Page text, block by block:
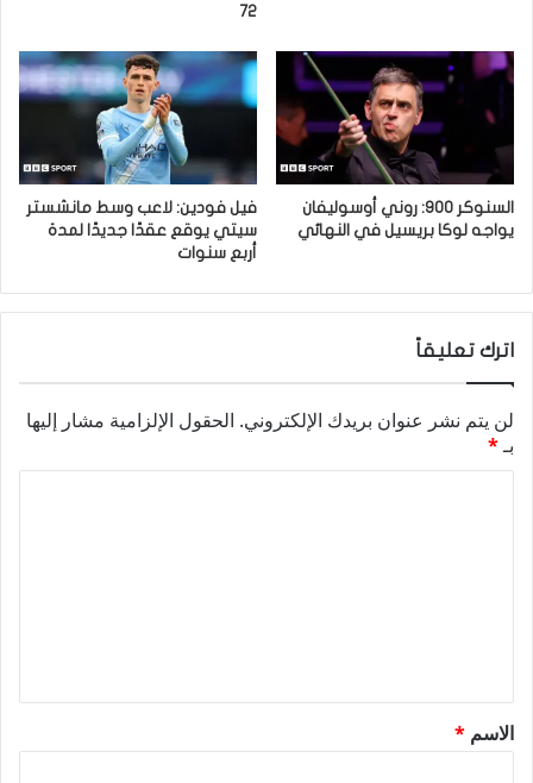
72
السنوكر 900: روني أوسوليفان
يواجه لوكا بريسيل في النهائي
فيل فودين: لاعب وسط مانشستر
سيتي يوقع عقدًا جديدًا لمدة
أربع سنوات
اترك تعليقاً
لن يتم نشر عنوان بريدك الإلكتروني. الحقول الإلزامية مشار إليها
بـ*
ق
*
الاسم *